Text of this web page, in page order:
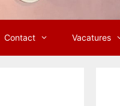
Contact Vacatures